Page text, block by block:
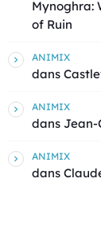
Mynoghra:
of Ruin
ANIMIX
dans
ANIMIX
dans Jean-
ANIMIX
dans